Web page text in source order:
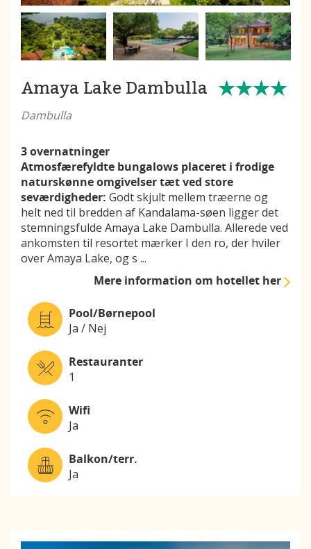
Amaya Lake Dambulla
Dambulla
3 overnatninger
Atmosfærefyldte bungalows placeret i frodige
naturskønne omgivelser tæt ved store
seværdigheder: Godt skjult mellem træerne og
helt ned til bredden af Kandalama-søen ligger det
stemningsfulde Amaya Lake Dambulla. Allerede ved
ankomsten til resortet mærker I den ro, der hviler
over Amaya Lake, og s ...
Mere informationom hotellet her
Pool/Børnepool
Ja / Nej
Restauranter
1
Wifi
Ja
Balkon/terr.
Ja